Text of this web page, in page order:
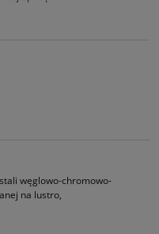
węglowo-chromowo-
na lustro,